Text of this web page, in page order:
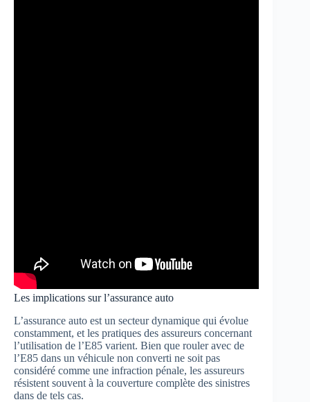
Les implications sur l’assurance auto
L’assurance auto est un secteur dynamique qui évolue
constamment, et les pratiques des assureurs concernant
l’utilisation de l’E85 varient. Bien que rouler avec de
l’E85 dans un véhicule non converti ne soit pas
considéré comme une infraction pénale, les assureurs
résistent souvent à la couverture complète des sinistres
dans de tels cas.